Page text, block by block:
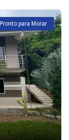
Pronto para Morar